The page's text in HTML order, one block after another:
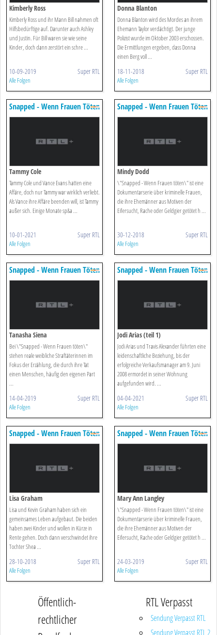
Kimberly Ross
Kimberly Ross und ihr Mann Bill nahmen oft
Hilfsbedürftige auf. Darunter auch Ashley
und Justin. Für Bill waren sie wie seine
Kinder, doch dann zerstört ein schre ...
10-09-2019 Super RTL
Alle Folgen
Donna Blanton
Donna Blanton wird des Mordes an ihrem
Ehemann Taylor verdächtigt. Der junge
Polizist wurde im Oktober 2003 erschossen.
Die Ermittlungen ergeben, dass Donna
einen Berg voll ...
18-11-2018 Super RTL
Alle Folgen
Snapped - Wenn Frauen Töten
Tammy Cole
Tammy Cole und Vance Evans hatten eine
Affäre, doch nur Tammy war wirklich verliebt.
Als Vance ihre Affäre beenden will, ist Tammy
außer sich. Einige Monate sp&a ...
10-01-2021 Super RTL
Alle Folgen
Snapped - Wenn Frauen Töten
Mindy Dodd
\"Snapped - Wenn Frauen töten\" ist eine
Dokumentarserie über kriminelle Frauen,
die ihre Ehemänner aus Motiven der
Eifersucht, Rache oder Geldgier getötet h ...
30-12-2018 Super RTL
Alle Folgen
Snapped - Wenn Frauen Töten
Tanasha Siena
Bei \"Snapped - Wenn Frauen töten\"
stehen reale weibliche Straftäterinnen im
Fokus der Erzählung, die durch ihre Tat
einen Menschen, häufig den eigenen Part
...
14-04-2019 Super RTL
Alle Folgen
Snapped - Wenn Frauen Töten
Jodi Arias (teil 1)
Jodi Arias und Travis Alexander führten eine
leidenschaftliche Beziehung, bis der
erfolgreiche Verkaufsmanager am 9. Juni
2008 ermordet in seiner Wohnung
aufgefunden wird. ...
04-04-2021 Super RTL
Alle Folgen
Snapped - Wenn Frauen Töten
Lisa Graham
Lisa und Kevin Graham haben sich ein
gemeinsames Leben aufgebaut. Die beiden
haben zwei Kinder und wollen in Kürze in
Rente gehen. Doch dann verschwindet ihre
Tochter Shea ...
28-10-2018 Super RTL
Alle Folgen
Snapped - Wenn Frauen Töten
Mary Ann Langley
\"Snapped - Wenn Frauen töten\" ist eine
Dokumentarserie über kriminelle Frauen,
die ihre Ehemänner aus Motiven der
Eifersucht, Rache oder Geldgier getötet h ...
24-03-2019 Super RTL
Alle Folgen
Öffentlich-
rechtlicher
RTL Verpasst
Sendung Verpasst RTL
Sendung Verpasst RTL 2